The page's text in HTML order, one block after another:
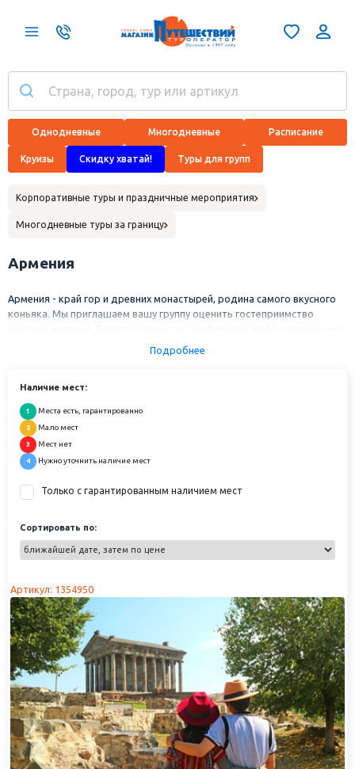
Однодневные Многодневные Расписание
Круизы Скидку хватай! Туры для групп
Корпоративные туры и праздничные мероприятия
Многодневные туры за границу
Армения
Армения - край гор и древних монастырей, родина самого вкусного
коньяка. Мы приглашаем вашу группу оценить гостеприимство
Подробнее
Наличие мест:
1 Места есть, гарантированно
2 Мало мест
3 Мест нет
4 Нужно уточнить наличие мест
Только с гарантированным наличием мест
Сортировать по:
Артикул: 1354950